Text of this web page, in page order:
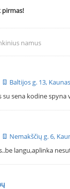
pirmas!
namus
Baltijos g. 13, Kaunas
su sena kodine spyna
Nemakščių g. 6,
langu,aplinka